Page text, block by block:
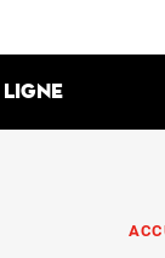
ligne